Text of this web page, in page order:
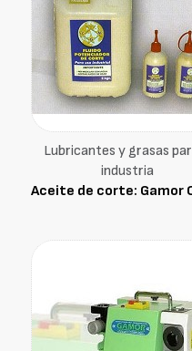
Lubricantes y grasas
industria
Aceite de corte: Gamor